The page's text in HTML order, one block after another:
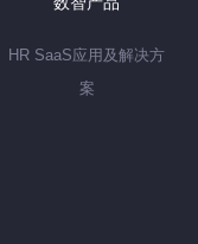
HR SaaS应用及解决方
案